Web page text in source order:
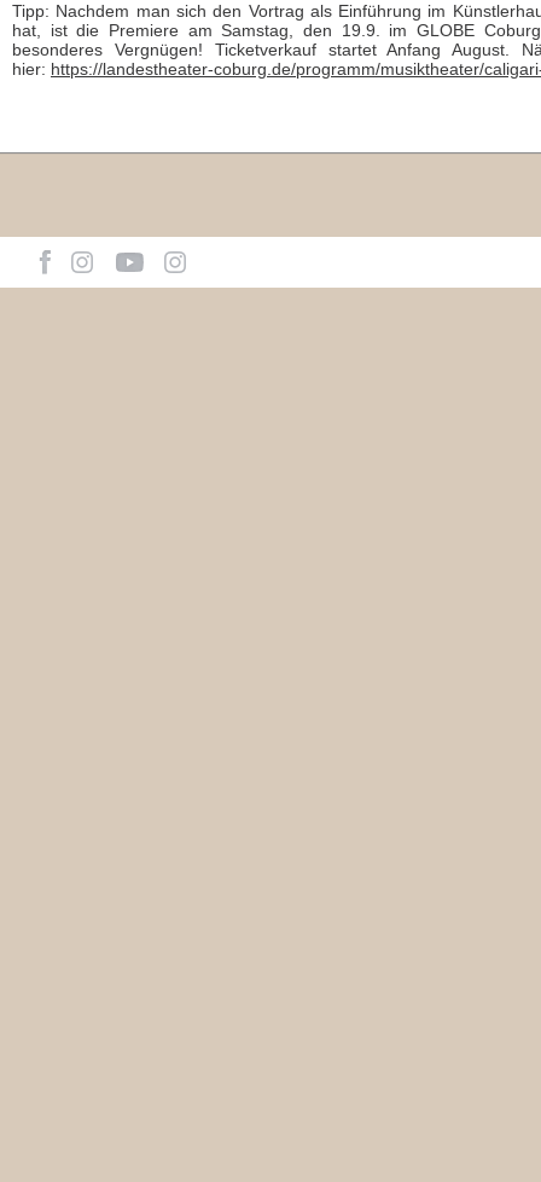
Tipp: Nachdem man sich den Vortrag als Einführung im
hat, ist die Premiere am Samstag, den 19.9. im GLOBE
besonderes Vergnügen! Ticketverkauf startet Anfang August.
hier: https://landestheater-coburg.de/programm/musiktheater/